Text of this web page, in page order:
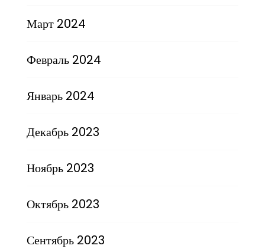
Март 2024
Февраль 2024
Январь 2024
Декабрь 2023
Ноябрь 2023
Октябрь 2023
Сентябрь 2023